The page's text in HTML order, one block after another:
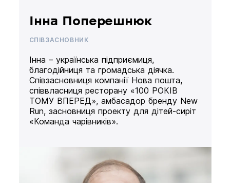
Інна Поперешнюк
СПІВЗАСНОВНИК
Інна – українська підприємиця,
благодійниця та громадська діячка.
Співзасновниця компанії Нова пошта,
співвласниця ресторану «100 РОКІВ
ТОМУ ВПЕРЕД», амбасадор бренду New
Run, засновниця проекту для дітей-сиріт
«Команда чарівників».